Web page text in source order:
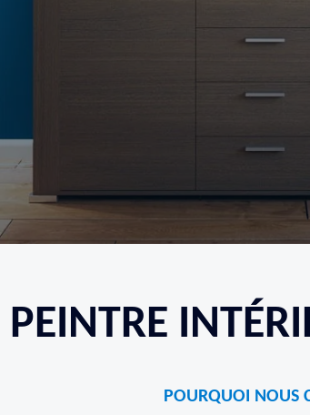
POURQUOI NOUS